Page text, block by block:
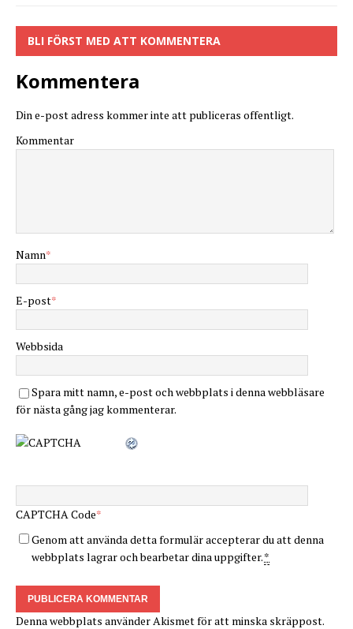
BLI FÖRST MED ATT KOMMENTERA
Kommentera
Din e-post adress kommer inte att publiceras offentligt.
Kommentar
Namn*
E-post*
Webbsida
Spara mitt namn, e-post och webbplats i denna webbläsare
för nästa gång jag kommenterar.
CAPTCHA Code*
Genom att använda detta formulär accepterar du att denna
webbplats lagrar och bearbetar dina uppgifter.*
Denna webbplats använder Akismet för att minska skräppost.